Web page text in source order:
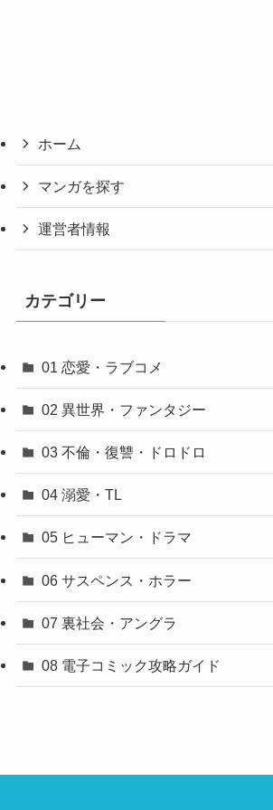
ホーム
マンガを探す
運営者情報
カテゴリー
01 恋愛・ラブコメ
02 異世界・ファンタジー
03 不倫・復讐・ドロドロ
04 溺愛・TL
05 ヒューマン・ドラマ
06 サスペンス・ホラー
07 裏社会・アングラ
08 電子コミック攻略ガイド